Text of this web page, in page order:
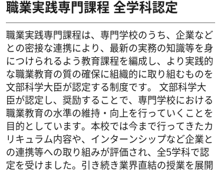
職業実践専門課程 全学科認定
職業実践専門課程は、専門学校のうち、企業など
との密接な連携により、最新の実務の知識等を身
につけられるよう教育課程を編成し、より実践的
な職業教育の質の確保に組織的に取り組むものを
文部科学大臣が認定する制度です。 文部科学大
臣が認定し、奨励することで、専門学校における
職業教育の水準の維持・向上を行っていくことを
目的としています。本校では今まで行ってきたカ
リキュラム内容や、インターンシップなど企業と
の連携等への取り組みが評価され、全5学科で認
定を受けました。引き続き業界直結の授業を展開